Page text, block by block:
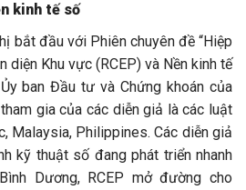
kinh tế số
bắt đầu với Phiên chuyên đề “Hiệp
diện Khu vực (RCEP) và Nền kinh tế
ban Đầu tư và Chứng khoán của
gia của các diễn giả là các luật
Malaysia, Philippines. Các diễn giả
kỹ thuật số đang phát triển nhanh
Dương, RCEP mở đường cho